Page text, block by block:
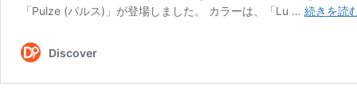
「Pulze (パルス)」が登場しました。 カラーは、「Lu … 続きを読
Discover